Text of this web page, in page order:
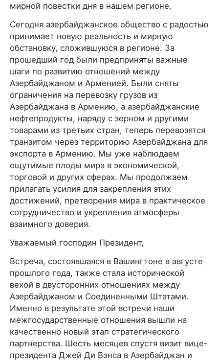
мирной повестки дня в нашем регионе.
Сегодня азербайджанское общество с радостью
принимает новую реальность и мирную
обстановку, сложившуюся в регионе. За
прошедший год были предприняты важные
шаги по развитию отношений между
Азербайджаном и Арменией. Были сняты
ограничения на перевозку грузов из
Азербайджана в Армению, а азербайджанские
нефтепродукты, наряду с зерном и другими
товарами из третьих стран, теперь перевозятся
транзитом через территорию Азербайджана для
экспорта в Армению. Мы уже наблюдаем
ощутимые плоды мира в экономической,
торговой и других сферах. Мы продолжаем
прилагать усилия для закрепления этих
достижений, претворения мира в практическое
сотрудничество и укрепления атмосферы
взаимного доверия.
Уважаемый господин Президент,
Встреча, состоявшаяся в Вашингтоне в августе
прошлого года, также стала исторической
вехой в двусторонних отношениях между
Азербайджаном и Соединенными Штатами.
Именно в результате этой встречи наши
межгосударственные отношения вышли на
качественно новый этап стратегического
партнерства. Шесть месяцев спустя визит вице-
президента Джей Ди Вэнса в Азербайджан и